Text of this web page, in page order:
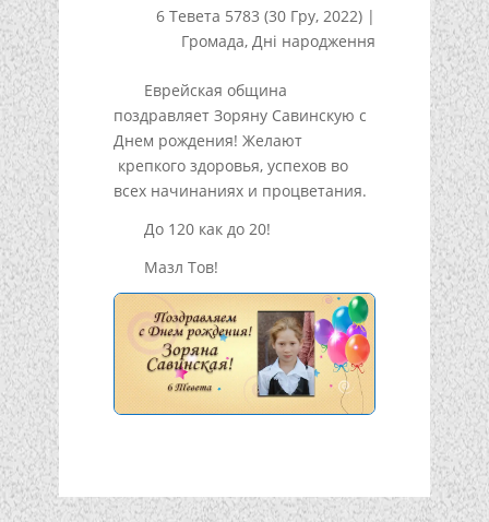
6 Тевета 5783 (30 Гру, 2022) |
Громада,Дні народження
Еврейская община
поздравляет Зоряну Савинскую с
Днем рождения! Желают
крепкого здоровья, успехов во
всех начинаниях и процветания.
До 120 как до 20!
Мазл Тов!